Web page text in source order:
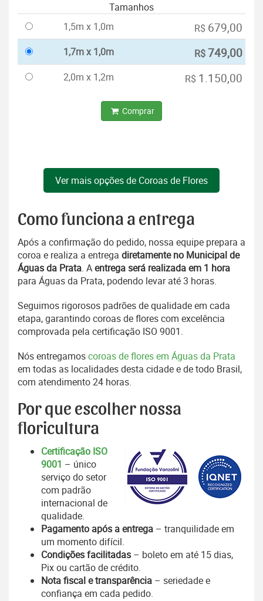
Tamanhos
1,5m x 1,0m
R$ 679,00
1,7m x 1,0m R$749,00
2,0m x 1,2m R$ 1.150,00
Comprar
Ver mais opções de Coroas de Flores
Como funciona a entrega
Após a confirmação do pedido, nossa equipe prepara a
coroa e realiza a entrega diretamente no Municipal de
Águas da Prata. Aentrega será realizada em 1 hora
para Águas da Prata, podendo levar até 3 horas.
Seguimos rigorosos padrões de qualidade em cada
etapa, garantindo coroas de flores com excelência
comprovada pela certificação ISO 9001.
Nós entregamoscoroas de flores em Águas da Prata
em todas as localidades desta cidade e de todo Brasil,
com atendimento 24 horas.
Por que escolher nossa
floricultura
Certificação ISO
9001 – único
serviço do setor
com padrão
internacional de
qualidade.
Pagamento após a entrega – tranquilidade em
um momento difícil.
Condições facilitadas – boleto em até 15 dias,
Pix ou cartão de crédito.
Nota fiscal e transparência – seriedade e
confiança em cada pedido.